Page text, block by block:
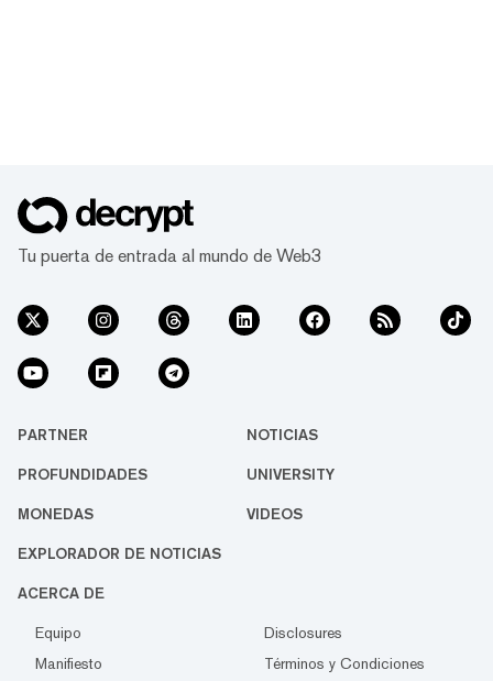
Tu puerta de entrada al mundo de Web3
PARTNER NOTICIAS
PROFUNDIDADES UNIVERSITY
MONEDAS VIDEOS
EXPLORADOR DE NOTICIAS
ACERCA DE
Equipo
Disclosures
Manifiesto
Términos y Condiciones